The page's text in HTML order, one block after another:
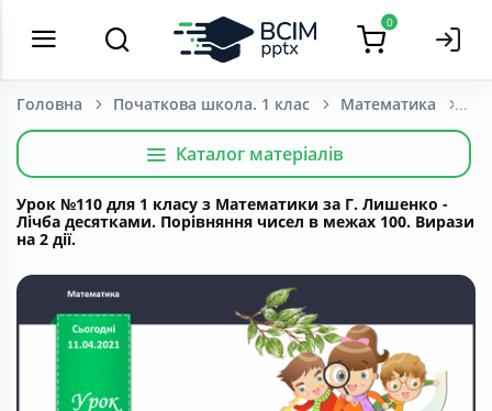
0
Головна Початкова школа. 1 клас Математика
Каталог матеріалів
Урок №110 для 1 класу з Математики за Г. Лишенко -
Лічба десятками. Порівняння чисел в межах 100. Вирази
на 2 дії.